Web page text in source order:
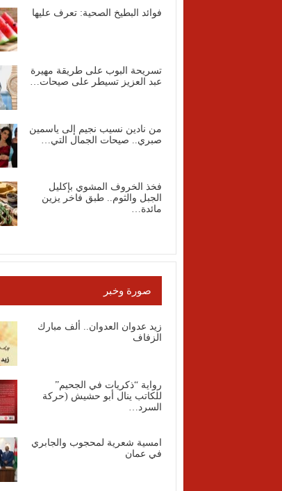
فوائد البطيخ الصحية: تعرف عليها
تسريحة البوب على طريقة مهيرة
عبد العزيز تسيطر على صيحات…
من نادين نسيب نجيم إلى ياسمين
صبري.. صيحات الجمال التي…
فخذ الخروف المشوي بإكليل
الجبل والثوم.. طبق فاخر يزين
مائدة…
صورة وخبر
زيد عدوان العدوان.. ألف مبارك
الزفاف
رواية “ذكريات في الجحيم”
للكاتب ينال أبو حشيش (حركة
السرد…
امسية شعرية لمحجوب والجابري
في عمان